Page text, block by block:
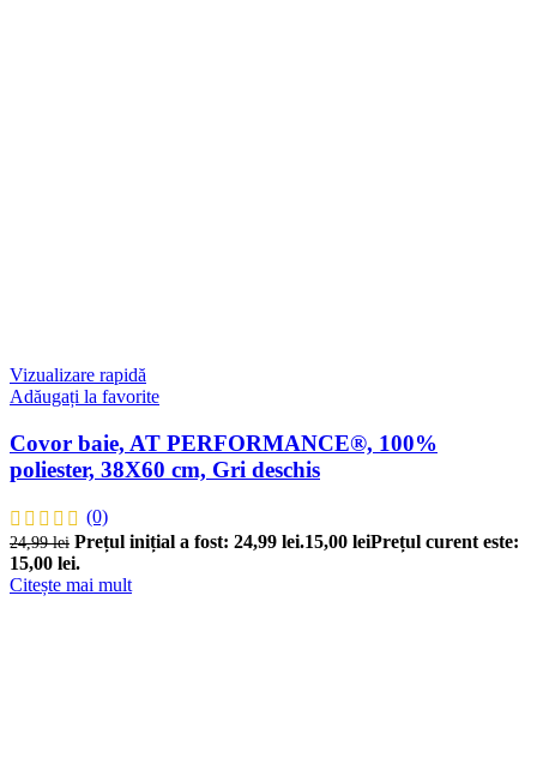
Vizualizare rapidă
Adăugați la favorite
Covor baie, AT PERFORMANCE®, 100%
poliester, 38X60 cm, Gri deschis
(0)
24,99lei Prețul inițial a fost: 24,99 lei.15,00 leiPrețul curent este:
15,00 lei.
Citește mai mult